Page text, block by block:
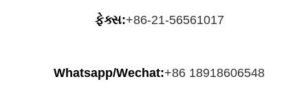
ફેક્સ:+86-21-56561017
Whatsapp/Wechat:+86 18918606548